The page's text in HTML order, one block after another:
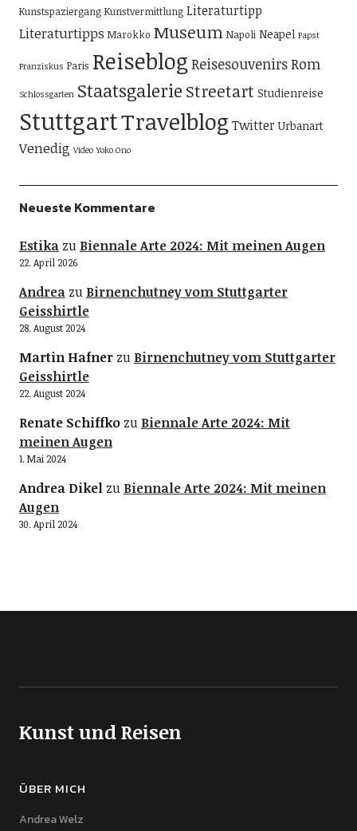
Kunstspaziergang Kunstvermittlung Literaturtipp
Literaturtipps Marokko Museum Napoli Neapel Papst
Franziskus Paris Reiseblog ReisesouvenirsRom
Schlossgarten Staatsgalerie Streetart Studienreise
StuttgartTravelblog Twitter Urbanart
Venedig Video Yoko Ono
Neueste Kommentare
Estikazu Biennale Arte 2024: Mit meinen Augen
22. April 2026
Andreazu Birnenchutney vom Stuttgarter
Geisshirtle
28. August 2024
Martin Hafnerzu Birnenchutney vom Stuttgarter
Geisshirtle
22. August 2024
Renate Schiffkozu Biennale Arte 2024: Mit
meinen Augen
1. Mai 2024
Andrea Dikelzu Biennale Arte 2024: Mit meinen
Augen
30. April 2024
Kunst und Reisen
ÜBER MICH
Andrea Welz